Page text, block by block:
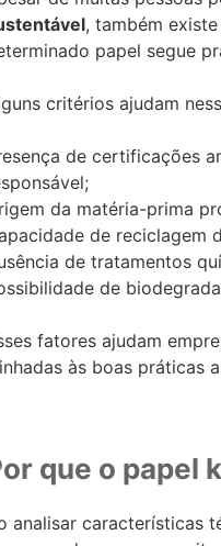
, também
papel segue
critérios ajudam
de certificações
da matéria-prima
de reciclagem
de tratamentos
de
fatores ajudam
às boas práticas
que o papel
analisar características